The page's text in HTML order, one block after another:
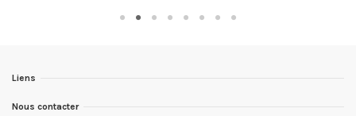
Liens
Nous contacter